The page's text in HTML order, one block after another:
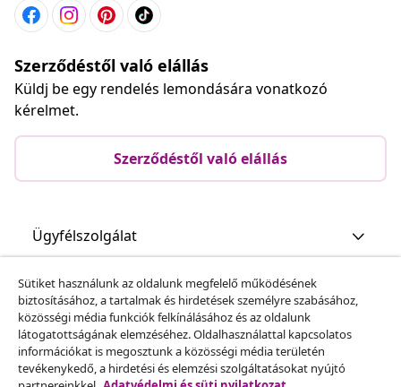
Szerződéstől való elállás
Küldj be egy rendelés lemondására vonatkozó
kérelmet.
Szerződéstől való elállás
Ügyfélszolgálat
Üzlet
vidaXL
Sütiket használunk az oldalunk megfelelő működésének
biztosításához, a tartalmak és hirdetések személyre szabásához,
közösségi média funkciók felkínálásához és az oldalunk
látogatottságának elemzéséhez. Oldalhasználattal kapcsolatos
információkat is megosztunk a közösségi média területén
tevékenykedő, a hirdetési és elemzési szolgáltatásokat nyújtó